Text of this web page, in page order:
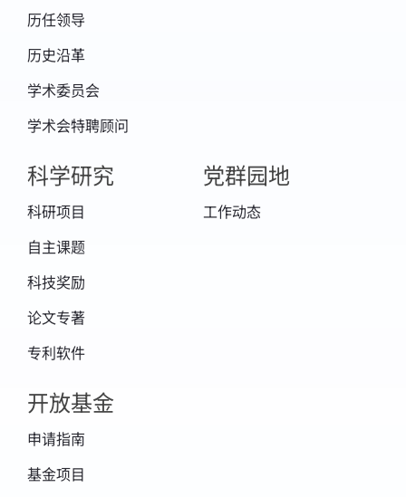
历任领导
历史沿革
学术委员会
学术会特聘顾问
科学研究
科研项目
自主课题
科技奖励
论文专著
专利软件
党群园地
工作动态
开放基金
申请指南
基金项目